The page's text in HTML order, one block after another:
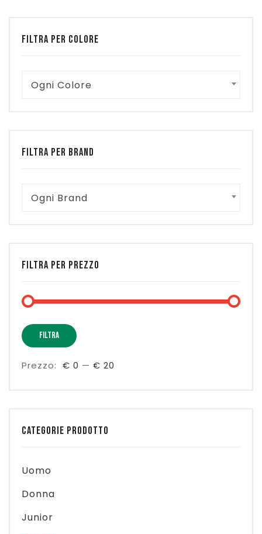
FILTRA PER COLORE
Ogni Colore
FILTRA PER BRAND
Ogni Brand
FILTRA PER PREZZO
FILTRA
Prezzo: € 0 — € 20
CATEGORIE PRODOTTO
Uomo
Donna
Junior